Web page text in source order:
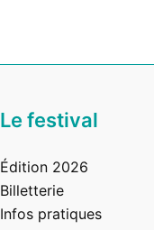
Le festival
Édition 2026
Billetterie
Infos pratiques